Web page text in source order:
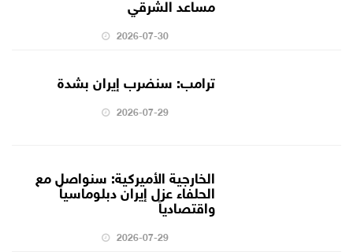
2026-07-30
ترامب: سنضرب إيران بشدة
2026-07-29
الخارجية الأميركية: سنواصل مع
الحلفاء عزل إيران دبلوماسياً
واقتصادياً
2026-07-29